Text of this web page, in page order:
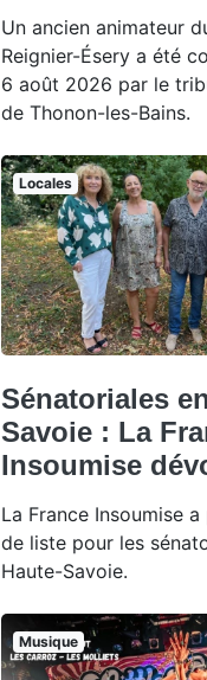
Un ancien animateur
Reignier-Ésery a été
6 août 2026 par le
de Thonon-les-Bains.
Locales
Sénatoriales
Savoie : La
Insoumise
La France Insoumise
de liste pour les
Haute-Savoie.
Musique